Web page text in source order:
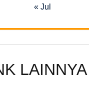
« Jul
LAINNYA